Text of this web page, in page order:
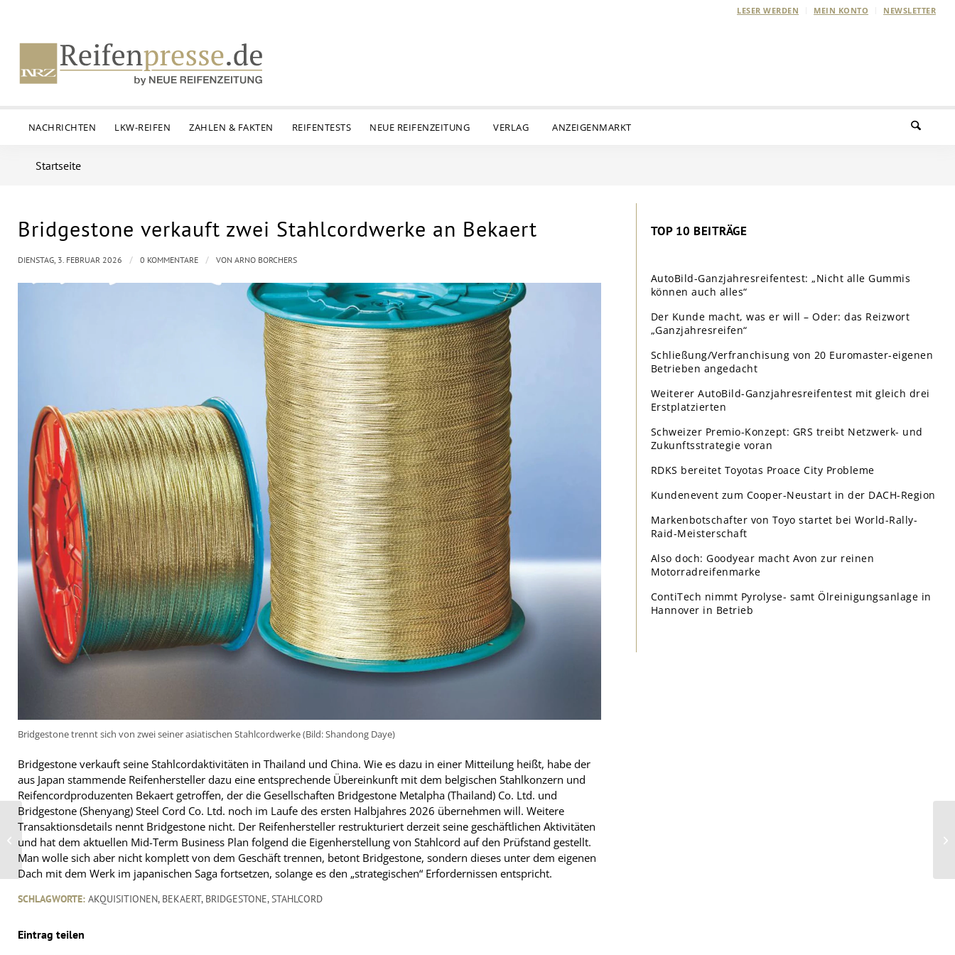
LESER WERDEN MEIN KONTO NEWSLETTER
NACHRICHTEN LKW-REIFEN ZAHLEN & FAKTEN REIFENTESTS NEUE REIFENZEITUNG VERLAG ANZEIGENMARKT
Startseite
Bridgestone verkauft zwei Stahlcordwerke an Bekaert
Bridgestone trennt sich von zwei seiner asiatischen Stahlcordwerke (Bild: Shandong Daye)
Bridgestone verkauft seine Stahlcordaktivitäten in Thailand und China. Wie es dazu in einer Mitteilung heißt, habe der
aus Japan stammende Reifenhersteller dazu eine entsprechende Übereinkunft mit dem belgischen Stahlkonzern und
Reifencordproduzenten Bekaert getroffen, der die Gesellschaften Bridgestone Metalpha (Thailand) Co. Ltd. und
Bridgestone (Shenyang) Steel Cord Co. Ltd. noch im Laufe des ersten Halbjahres 2026 übernehmen will. Weitere
Transaktionsdetails nennt Bridgestone nicht. Der Reifenhersteller restrukturiert derzeit seine geschäftlichen Aktivitäten
und hat dem aktuellen Mid-Term Business Plan folgend die Eigenherstellung von Stahlcord auf den Prüfstand gestellt.
Man wolle sich aber nicht komplett von dem Geschäft trennen, betont Bridgestone, sondern dieses unter dem eigenen
Dach mit dem Werk im japanischen Saga fortsetzen, solange es den „strategischen“ Erfordernissen entspricht.
DIENSTAG, 3. FEBRUAR 2026 / 0 KOMMENTARE / VON ARNO BORCHERS
SCHLAGWORTE: AKQUISITIONEN, BEKAERT, BRIDGESTONE,STAHLCORD
Eintrag teilen
TOP 10 BEITRÄGE
AutoBild-Ganzjahresreifentest: „Nicht alle Gummis
können auch alles“
Der Kunde macht, was er will – Oder: das Reizwort
„Ganzjahresreifen“
Schließung/Verfranchisung von 20 Euromaster-eigenen
Betrieben angedacht
Weiterer AutoBild-Ganzjahresreifentest mit gleich drei
Erstplatzierten
Schweizer Premio-Konzept: GRS treibt Netzwerk- und
Zukunftsstrategie voran
RDKS bereitet Toyotas Proace City Probleme
Kundenevent zum Cooper-Neustart in der DACH-Region
Markenbotschafter von Toyo startet bei World-Rally-
Raid-Meisterschaft
Also doch: Goodyear macht Avon zur reinen
Motorradreifenmarke
ContiTech nimmt Pyrolyse- samt Ölreinigungsanlage in
Hannover in Betrieb
First Stop treibt die
Integration des
Netzwerks im Diskurs
voran